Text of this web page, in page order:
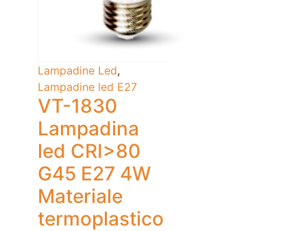
Lampadine Led,
Lampadine led E27
VT-1830
Lampadina
led CRI>80
G45 E27 4W
Materiale
termoplastico